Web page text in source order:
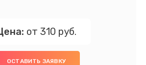
от 310 руб.
ОСТАВИТЬ ЗАЯВКУ